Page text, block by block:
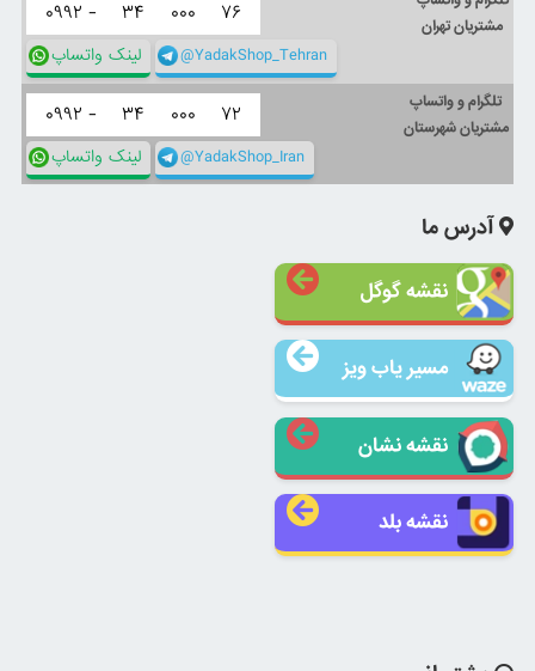
مشتریان تهران
۰۹۹۲ - ۳۴ ۰۰۰ ۷۶
لینک واتساپ @YadakShop_Tehran
تلگرام و واتساپ
مشتریان شهرستان
۰۹۹۲ - ۳۴ ۰۰۰ ۷۲
لینک واتساپ @YadakShop_Iran
آدرس ما
نقشه گوگل
مسیر یاب ویز
نقشه نشان
نقشه بلد